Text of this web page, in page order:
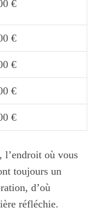
€
€
€
€
€
l’endroit où vous
toujours un
d’où
réfléchie.